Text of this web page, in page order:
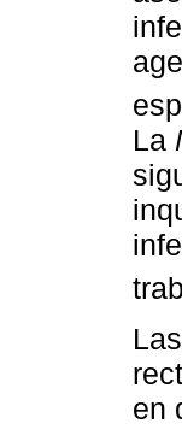
La
en